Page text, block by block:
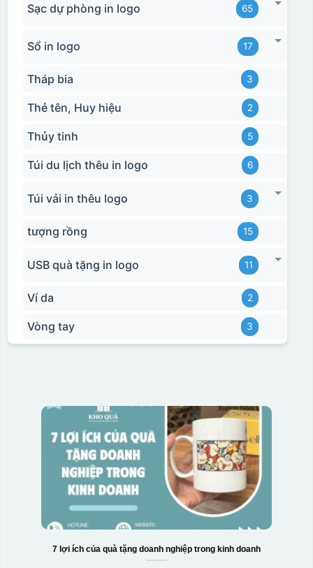
Sạc dự phòng in logo 65
Sổ in logo 17
Tháp bia 3
Thẻ tên, Huy hiệu 2
Thủy tinh 5
Túi du lịch thêu in logo 6
Túi vải in thêu logo 3
tượng rồng 15
USB quà tặng in logo 11
Ví da 2
Vòng tay 3
7 lợi ích của quà tặng doanh nghiệp trong kinh doanh